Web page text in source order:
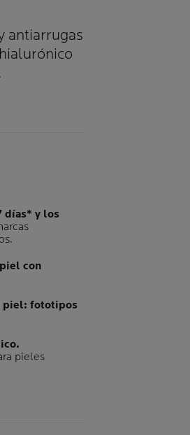
antiarrugas
días* y los
con
piel: fototipos
pieles